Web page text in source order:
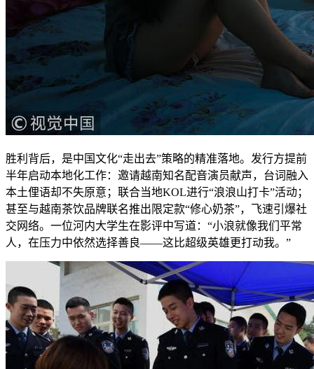
胜利背后，是中国文化“走出去”策略的精准落地。发行方提前
半年启动本地化工作：邀请越南知名配音演员献声，台词融入
本土俚语却不失原意；联合当地KOL进行“浪浪山打卡”活动；
甚至与越南茶饮品牌联名推出限定款“修心奶茶”，飞速引爆社
交网络。一位河内大学生在影评中写道：“小浪就像我们平常
人，在压力中依然选择善良——这比超级英雄更打动我。”